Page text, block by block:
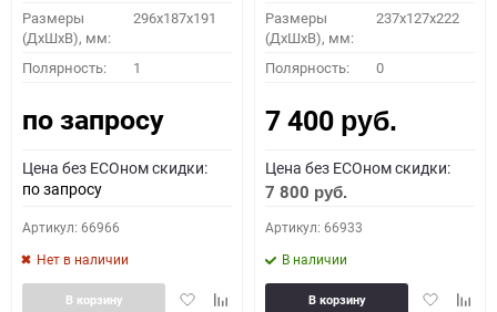
Размеры
(ДхШхВ), мм:
296х187х191
Полярность: 1
по запросу
Цена без ECOном скидки:
по запросу
Артикул: 66966
Нет в наличии
ДобавитьДобавить
В корзину
Размеры
(ДхШхВ), мм:
237x127x222
Полярность: 0
7 400 руб.
Цена без ECOном скидки:
7 800 руб.
Артикул: 66933
В наличии
Добавить
В корзину